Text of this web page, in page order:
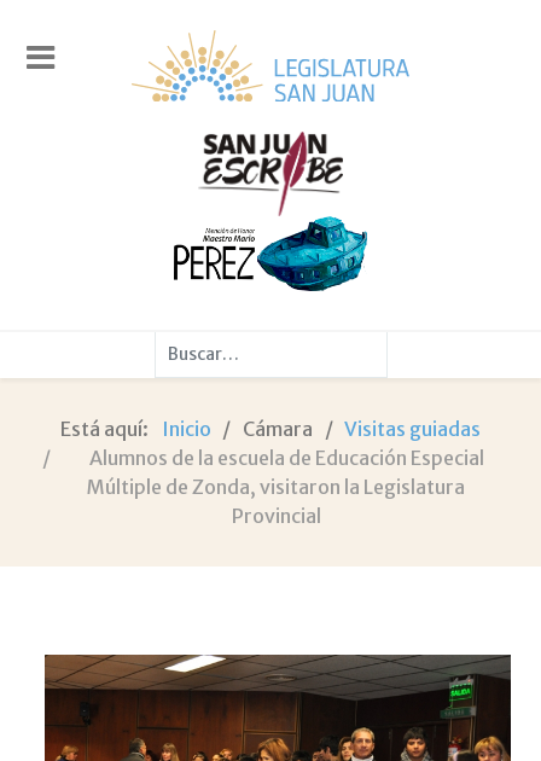
Buscar
Está aquí: Inicio Cámara
Visitas guiadas
Alumnos de la escuela de Educación Especial
Múltiple de Zonda, visitaron la Legislatura
Provincial